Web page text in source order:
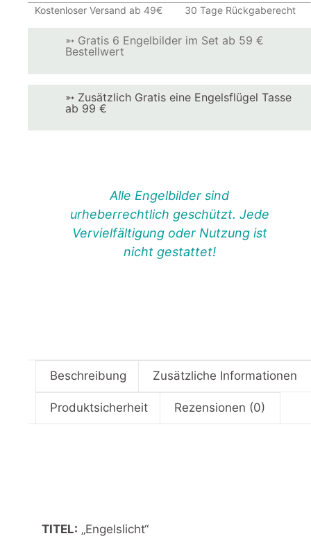
Kostenloser Versand ab 49€ 30 Tage Rückgaberecht
➳ Gratis 6 Engelbilder im Set ab 59 €
Bestellwert
➳ Zusätzlich Gratis eine Engelsflügel Tasse
ab 99 €
Alle Engelbilder sind
urheberrechtlich geschützt. Jede
Vervielfältigung oder Nutzung ist
nicht gestattet!
Beschreibung Zusätzliche Informationen
Produktsicherheit Rezensionen (0)
TITEL: „Engelslicht“